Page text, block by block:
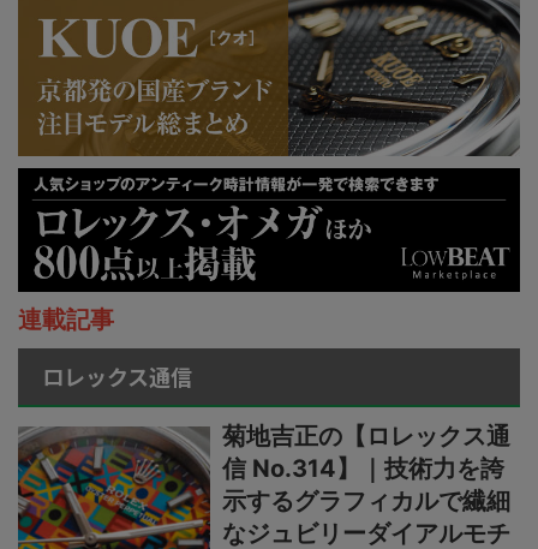
連載記事
ロレックス通信
菊地吉正の【ロレックス通
信 No.314】｜技術力を誇
示するグラフィカルで繊細
なジュビリーダイアルモチ